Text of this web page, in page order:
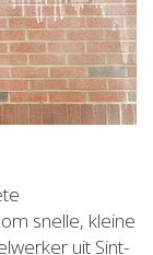
snelle, kleine
uit Sint-